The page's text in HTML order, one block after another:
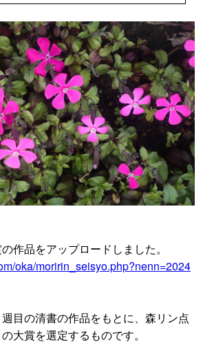
作品をアップロードしました。
oka/moririn_seisyo.php?nenn=2024
目の清書の作品をもとに、森リン点
大賞を選定するものです。